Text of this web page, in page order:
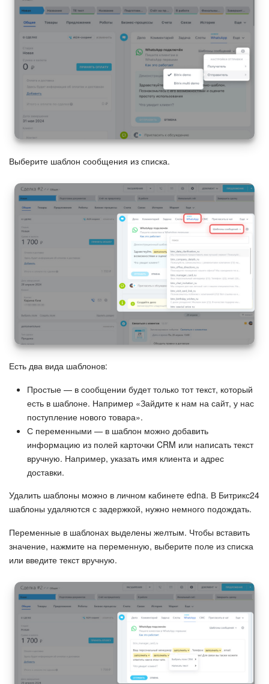
Маркетинг
Аналитика
BI Конструктор
Автоматизация
Сотрудники
Маркетплейс
Настройки
Виджет сотрудника
Филиальная сеть
Приложение Битрикс24
Общие вопросы
Битрикс24 в коробке
ВХОД
Выберите шаблон сообщения из списка.
Есть два вида шаблонов:
Простые — в сообщении будет только тот текст, который
есть в шаблоне. Например «Зайдите к нам на сайт, у нас
поступление нового товара».
С переменными — в шаблон можно добавить
информацию из полей карточки CRM или написать текст
вручную. Например, указать имя клиента и адрес
доставки.
Удалить шаблоны можно в личном кабинете edna. В Битрикс24
шаблоны удаляются с задержкой, нужно немного подождать.
Переменные в шаблонах выделены желтым. Чтобы вставить
значение, нажмите на переменную, выберите поле из списка
или введите текст вручную.